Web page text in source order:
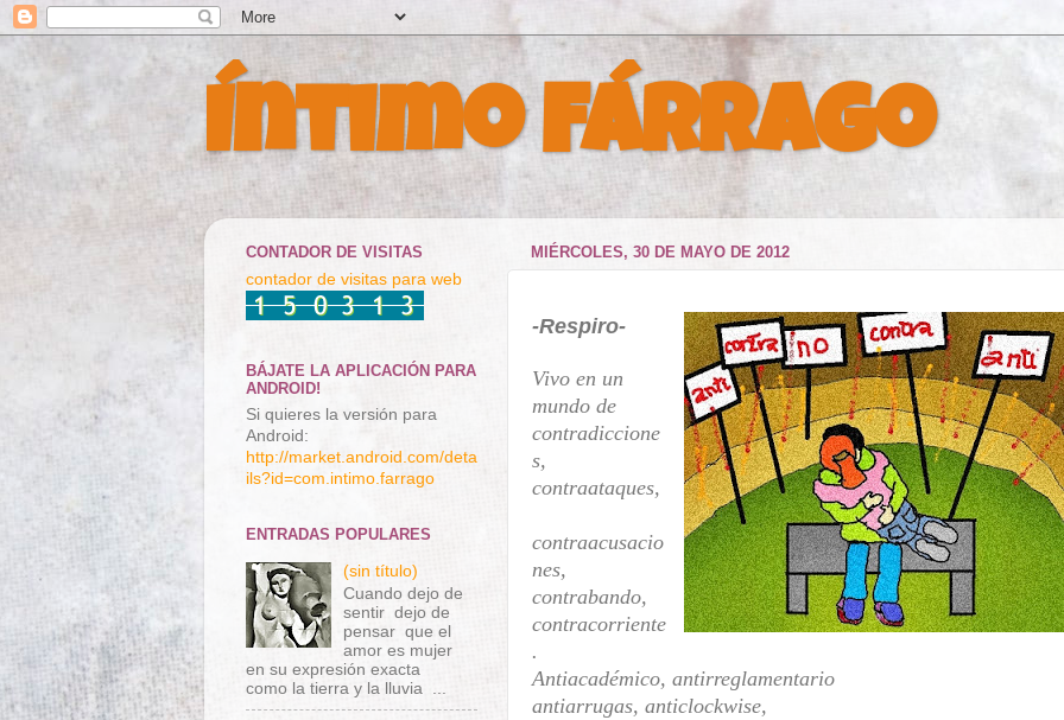
Íntimo Fárrago
MIÉRCOLES, 30 DE MAYO DE 2012
-Respiro-
Vivo en un
mundo de
contradiccione
s,
contraataques,
contraacusacio
nes,
contrabando,
contracorriente
.
Antiacadémico, antirreglamentario
antiarrugas, anticlockwise,
CONTADOR DE VISITAS
contador de visitas para web
BÁJATE LA APLICACIÓN PARA
ANDROID!
Si quieres la versión para
Android:
http://market.android.com/deta
ils?id=com.intimo.farrago
ENTRADAS POPULARES
(sin título)
Cuando dejo de
sentir dejo de
pensar que el
amor es mujer
en su expresión exacta
como la tierra y la lluvia ...